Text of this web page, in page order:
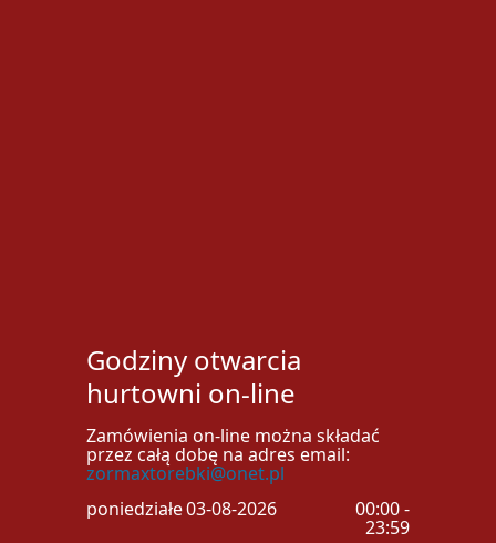
Godziny otwarcia
hurtowni on-line
Zamówienia on-line można składać
przez całą dobę na adres email:
zormaxtorebki@onet.pl
poniedziałek03-08-2026 00:00 -
23:59